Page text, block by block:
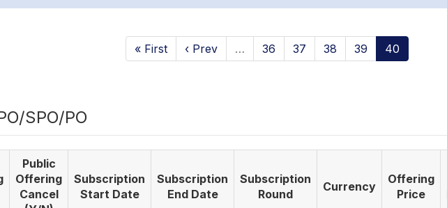
« First ‹ Prev … 36 37 38 39 40
SPO/PO
Public
Offering
Cancel
Subscription
Start Date
Subscription
End Date
Subscription
Round
Currency
Offering
Price